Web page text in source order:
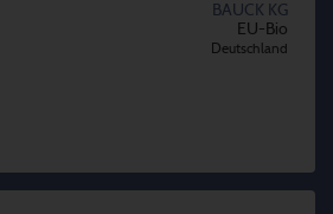
BAUCK KG
EU-Bio
Deutschland